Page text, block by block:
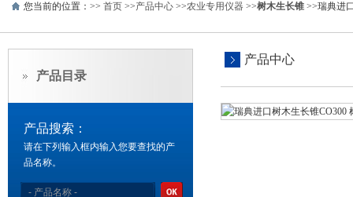
您当前的位置：>> 首页 >>产品中心 >>农业专用仪器 >>树木生长锥 >>瑞典进
产品目录
产品搜索：
请在下列输入框内输入您要查找的产
品名称。
产品中心